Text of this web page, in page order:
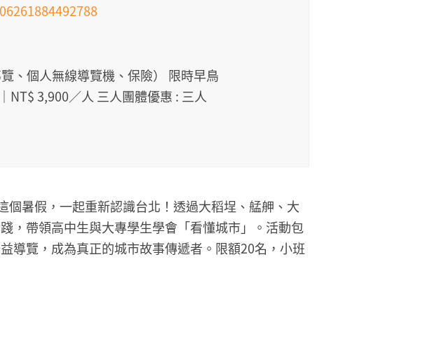
、個人無線導覽機、保險） 限時早鳥
NT$ 3,900／人 三人團體優惠 : 三人
個暑假，一起重新認識台北！透過大稻埕、艋舺、大
，帶領高中生與大專學生學會「看懂城市」。活動包
導覽，成為真正的城市故事傳遞者。限額20名，小班